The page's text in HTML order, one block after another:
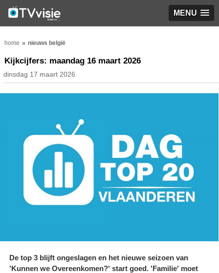
MENU
home nieuws belgië
Kijkcijfers: maandag 16 maart 2026
dinsdag 17 maart 2026
De top 3 blijft ongeslagen en het nieuwe seizoen van
'Kunnen we Overeenkomen?' start goed. 'Familie' moet